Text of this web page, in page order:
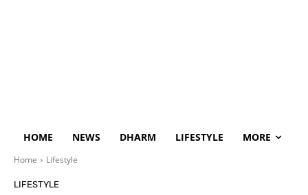
HOME NEWS DHARM LIFESTYLE MORE
Home Lifestyle
LIFESTYLE